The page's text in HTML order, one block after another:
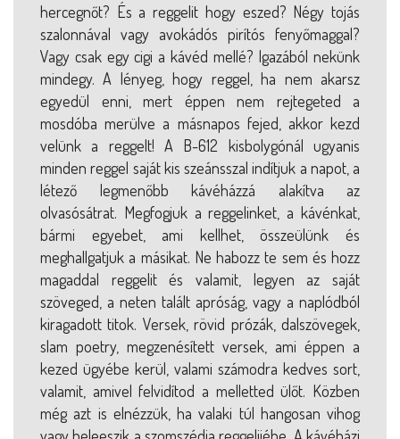
hercegnőt? És a reggelit hogy eszed? Négy tojás
szalonnával vagy avokádós pirítós fenyőmaggal?
Vagy csak egy cigi a kávéd mellé? Igazából nekünk
mindegy. A lényeg, hogy reggel, ha nem akarsz
egyedül enni, mert éppen nem rejtegeted a
mosdóba merülve a másnapos fejed, akkor kezd
velünk a reggelt! A B-612 kisbolygónál ugyanis
minden reggel saját kis szeánsszal indítjuk a napot, a
létező legmenőbb kávéházzá alakítva az
olvasósátrat. Megfogjuk a reggelinket, a kávénkat,
bármi egyebet, ami kellhet, összeülünk és
meghallgatjuk a másikat. Ne habozz te sem és hozz
magaddal reggelit és valamit, legyen az saját
szöveged, a neten talált apróság, vagy a naplódból
kiragadott titok. Versek, rövid prózák, dalszövegek,
slam poetry, megzenésített versek, ami éppen a
kezed ügyébe kerül, valami számodra kedves sort,
valamit, amivel felvidítod a melletted ülőt. Közben
még azt is elnézzük, ha valaki túl hangosan vihog